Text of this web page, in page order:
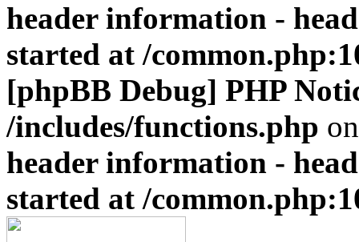
header information -
started at /
[phpBB Debug] PHP
/includes/functions.php
header information -
started at /